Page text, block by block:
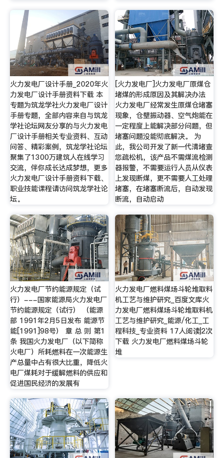
火力发电厂设计手册_2020年火
力发电厂设计手册资料下载 本
专题为筑龙学社火力发电厂设计
手册专题，全部内容来自与筑龙
学社论坛网友分享的与火力发电
厂设计手册相关专业资料、互动
问答、精彩案例，筑龙学社论坛
聚集了1300万建筑人在线学习
交流，伴你成长达成梦想，更多
火力发电厂设计手册资料下载、
职业技能课程请访问筑龙学社论
坛。
[火力发电厂]火力发电厂原煤仓
堵煤的形成原因及其解决办法
火力发电厂经常发生原煤仓堵塞
现象，仓壁振动器、空气炮能在
一定程度上能解决部分问题，但
堵塞问题没能彻底解决。 为
此，我公司开发了新一代清堵查
您疏松机，该产品不需煤流检测
器报警，不需要运行人员从仪表
上发现断煤，更不需要人工处理
堵塞，在堵塞断流后，自动发现
断流，自动启动
火力发电厂节约能源规定（试
行）---国家能源局火力发电厂
节约能源规定（试行） （能源
部 1991年2月5日发布 能源节
能[1991]98号） 章 总 则 第1
条 我国火力发电厂（以下简称
火电厂）所耗燃料在一次能源生
产总量中占有很大比重，降低火
电厂煤耗对于缓解燃料的供应和
促进国民经济的发展有
火力发电厂燃料煤场斗轮堆取料
机工艺与维护研究_百度文库火
力发电厂燃料煤场斗轮堆取料机
工艺与维护研究_能源/化工_工
程科技_专业资料 17人阅读|2次
下载 火力发电厂燃料煤场斗轮
堆